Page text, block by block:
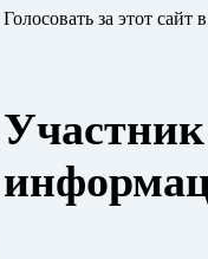
Голосовать за этот сайт